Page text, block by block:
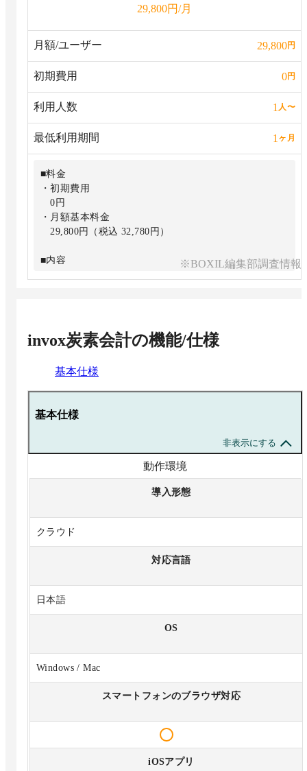
29,800円/月
月額/ユーザー 29,800円
初期費用 0円
利用人数 1人〜
最低利用期間 1 ヶ月
■料金
・初期費用
0円
・月額基本料金
29,800円（税込 32,780円）
■内容
※BOXIL編集部調査情報
invox炭素会計の機能/仕様
基本仕様
基本仕様
非表示にする
動作環境
導入形態
クラウド
対応言語
日本語
OS
Windows / Mac
スマートフォンのブラウザ対応
iOSアプリ